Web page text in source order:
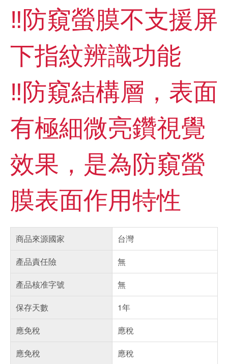
‼️防窺螢膜不支援屏
下指紋辨識功能
‼️防窺結構層，表面
有極細微亮鑽視覺
效果，是為防窺螢
膜表面作用特性
商品來源國家
台灣
產品責任險
無
產品核准字號
無
保存天數
1年
應免稅
應稅
應免稅
應稅